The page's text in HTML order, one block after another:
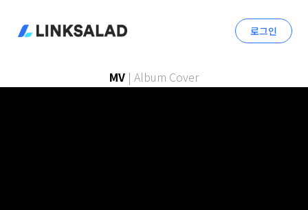
로그인
MV | Album Cover